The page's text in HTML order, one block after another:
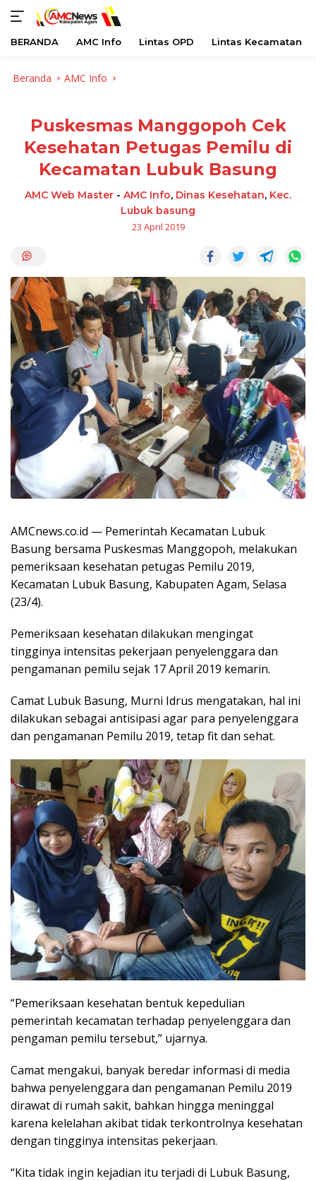
BERANDA AMC Info Lintas OPD Lintas Kecamatan
Beranda AMC Info
Puskesmas Manggopoh Cek
Kesehatan Petugas Pemilu di
Kecamatan Lubuk Basung
AMC Web Master - AMC Info, Dinas Kesehatan, Kec.
Lubuk basung
23 April 2019
AMCnews.co.id — Pemerintah Kecamatan Lubuk
Basung bersama Puskesmas Manggopoh, melakukan
pemeriksaan kesehatan petugas Pemilu 2019,
Kecamatan Lubuk Basung, Kabupaten Agam, Selasa
(23/4).
Pemeriksaan kesehatan dilakukan mengingat
tingginya intensitas pekerjaan penyelenggara dan
pengamanan pemilu sejak 17 April 2019 kemarin.
Camat Lubuk Basung, Murni Idrus mengatakan, hal ini
dilakukan sebagai antisipasi agar para penyelenggara
dan pengamanan Pemilu 2019, tetap fit dan sehat.
“Pemeriksaan kesehatan bentuk kepedulian
pemerintah kecamatan terhadap penyelenggara dan
pengaman pemilu tersebut,” ujarnya.
Camat mengakui, banyak beredar informasi di media
bahwa penyelenggara dan pengamanan Pemilu 2019
dirawat di rumah sakit, bahkan hingga meninggal
karena kelelahan akibat tidak terkontrolnya kesehatan
dengan tingginya intensitas pekerjaan.
“Kita tidak ingin kejadian itu terjadi di Lubuk Basung,